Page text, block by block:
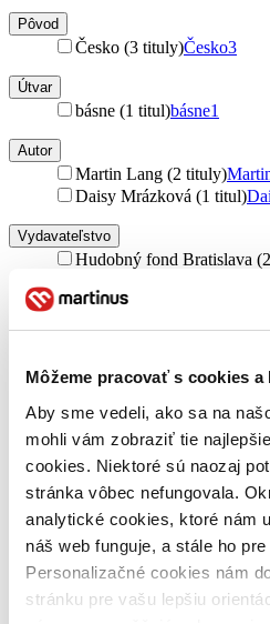
Môžeme pracovať s cookies
Aby sme vedeli, ako sa na
mohli vám zobraziť tie
cookies. Niektoré sú naozaj
stránka vôbec nefungovala.
analytické cookies, ktoré nám
náš web funguje, a stále ho
Personalizačné cookies nám
stránku pre vašu lepšiu
Pôvod
Česko (3 tituly)Česko3
Útvar
básne (1 titul)básne1
Autor
Martin Lang (2 tituly)
Daisy Mrázková (1 titul)
Vydavateľstvo
Hudobný fond Bratislava
Baobab (1 titul)
pevná väzba (1 titul)pevná
Zúžiť výber
Zoradiť
Bestsellery
Top hodnotené